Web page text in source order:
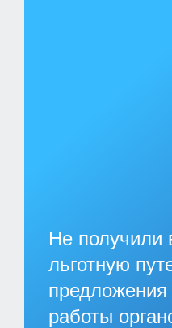
Не получили
льготную
работы